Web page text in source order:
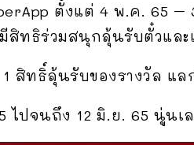
ตั้งแต่ 4 พ.ค. 65 –
ทธิร่วมสนุกลุ้นรับตั๋วและ
สิทธิ์ลุ้นรับของรางวัล แ
ไปจนถึง 12 มิ.ย. 65 นู่นเล